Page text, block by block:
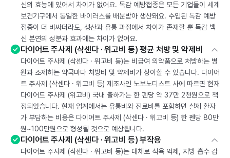
신의 효능에 있어서 차이가 없어요. 독감 예방접종은 모든 기업들이 세계
보건기구에서 동일한 바이러스를 배분받아 생산돼요. 수입된 독감 예방
접종이 더 비싸더라도, 생산과 유통 과정에서 차이가 존재할 뿐 독감 백
신 본연의 성분과 효과에는 차이가 없어요.
다이어트 주사제 (삭센다 · 위고비 등) 평균 처방 및 약제비
다이어트 주사제 (삭센다 · 위고비 등)는 비급여 의약품으로 처방하는 병
원과 조제하는 약국마다 처방비 및 약제비가 상이할 수 있습니다. 다이어
트 주사제 (삭센다 · 위고비 등) 제조사인 노보노디스트 사에 따르면 현재
다이어트 주사제 (위고비) 국내 출하가는 한 펜당 약 37만 2천원으로 책
정되었습니다. 현재 업계에서는 유통비와 진료비를 포함하면 실제 환자
가 부담하는 비용은 다이어트 주사제 (삭센다 · 위고비 등) 한 펜당 80만
원~100만원으로 형성될 것으로 예상됩니다.
다이어트 주사제 (삭센다 · 위고비 등) 부작용
다이어트 주사제 (삭센다 · 위고비 등)는 대체로 식욕 억제, 지방 흡수 감